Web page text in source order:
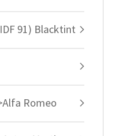
91) Blacktint
Romeo